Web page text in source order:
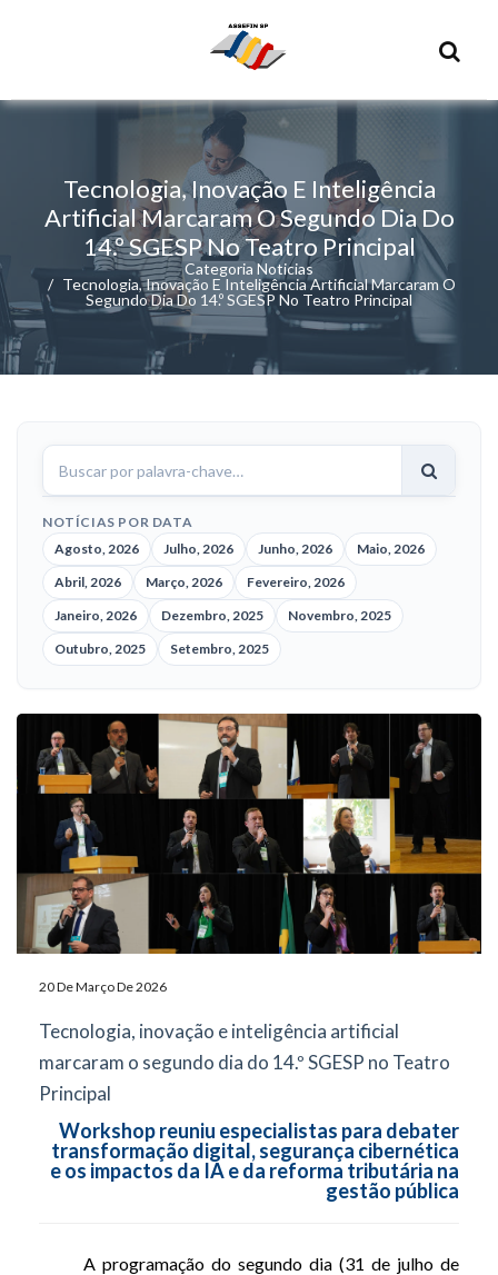
Tecnologia, Inovação E Inteligência
Artificial Marcaram O Segundo Dia Do
14.º SGESP No Teatro Principal
Categoria Noticias
Tecnologia, Inovação E Inteligência Artificial Marcaram O
Segundo Dia Do 14.º SGESP No Teatro Principal
Buscar
notícias
NOTÍCIAS POR DATA
Agosto, 2026
Julho, 2026 Junho, 2026
Maio, 2026
Abril, 2026
Março, 2026
Fevereiro, 2026
Janeiro, 2026
Dezembro, 2025
Novembro, 2025
Outubro, 2025
Setembro, 2025
20 De Março De 2026
Tecnologia, inovação e inteligência artificial
marcaram o segundo dia do 14.º SGESP no Teatro
Principal
Workshop reuniu especialistas para debater
transformação digital, segurança cibernética
e os impactos da IA e da reforma tributária na
gestão pública
A programação do segundo dia (31 de julho de